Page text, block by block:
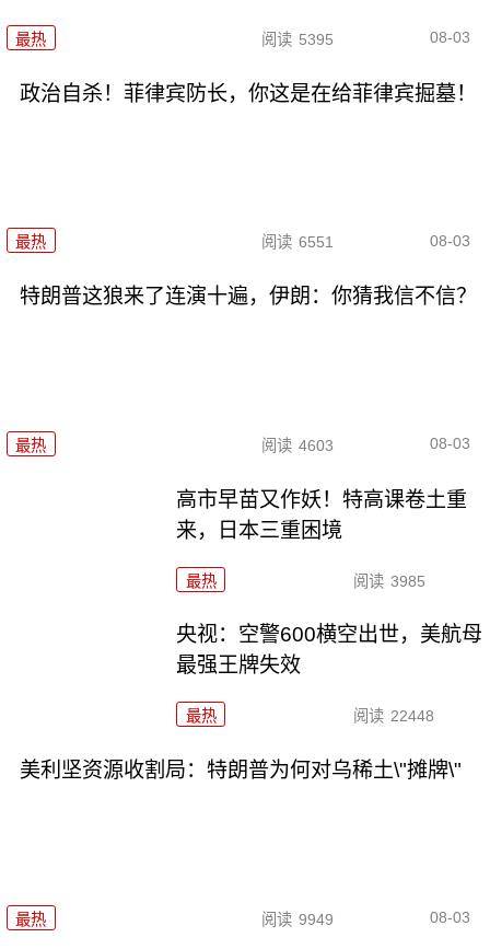
最热 阅读 5395 08-03
政治自杀！菲律宾防长，你这是在给菲律宾掘墓！
最热 阅读 6551 08-03
特朗普这狼来了连演十遍，伊朗：你猜我信不信？
最热 阅读 4603 08-03
高市早苗又作妖！特高课卷土重
来，日本三重困境
最热 阅读 3985
央视：空警600横空出世，美航母
最强王牌失效
最热 阅读 22448
美利坚资源收割局：特朗普为何对乌稀土\"摊牌\"
最热 阅读 9949 08-03